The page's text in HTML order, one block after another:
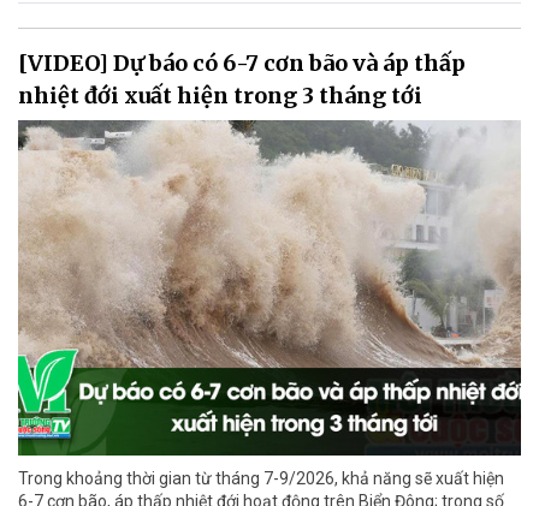
[VIDEO] Dự báo có 6-7 cơn bão và áp thấp
nhiệt đới xuất hiện trong 3 tháng tới
Trong khoảng thời gian từ tháng 7-9/2026, khả năng sẽ xuất hiện
6-7 cơn bão, áp thấp nhiệt đới hoạt động trên Biển Đông; trong số